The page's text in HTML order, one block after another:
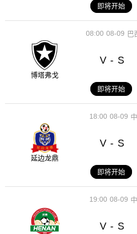
即将开始
08-09
08:00 巴
博塔弗戈
V - S
即将开始
08-09
18:00
延边龙鼎
V - S
即将开始
08-09
19:00
V - S